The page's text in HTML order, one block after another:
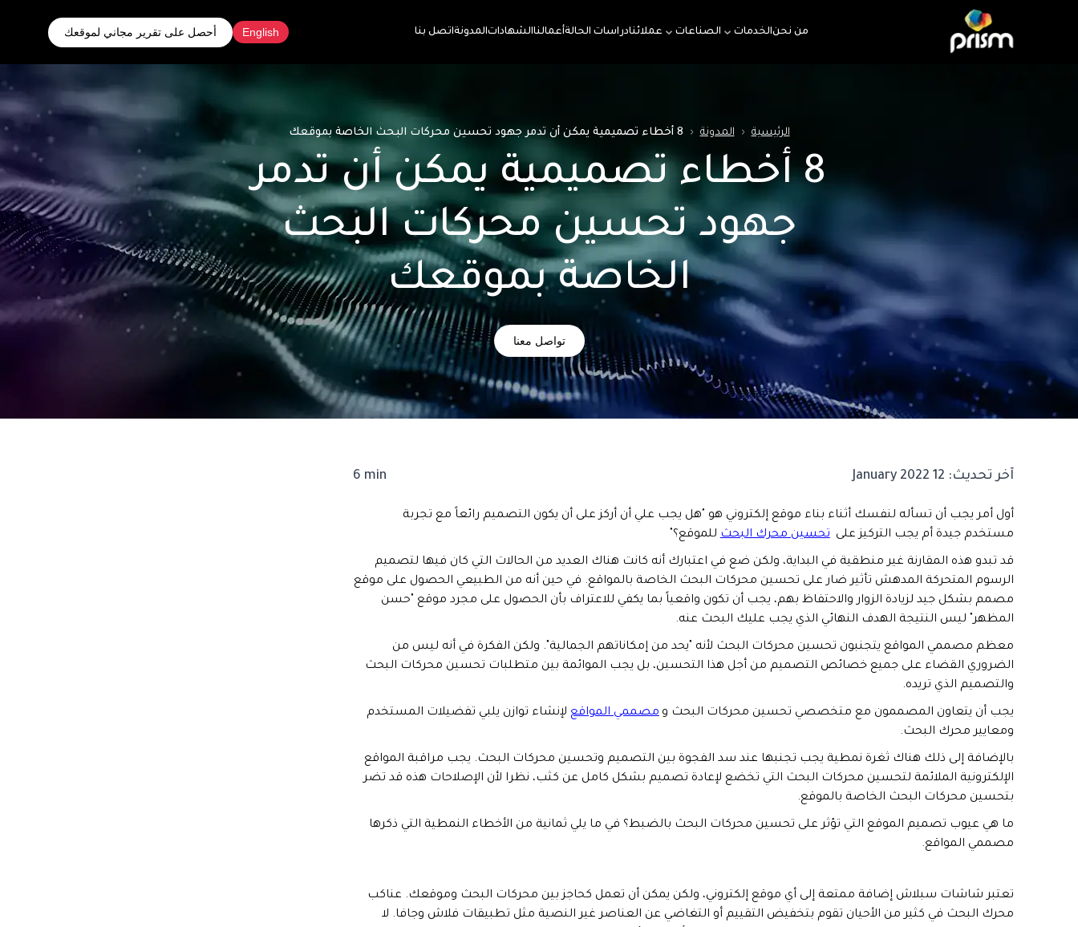
من نحنالخدمات الصناعات عملائنادراسات الحالةأعمالناالشهاداتالمدونةاتصل بنا English أحصل على تقرير مجاني لموقعك
الرئيسية ‹ المدونة ‹ 8 أخطاء تصميمية يمكن أن تدمر جهود تحسين محركات البحث الخاصة بموقعك
8 أخطاء تصميمية يمكن أن تدمر
جهود تحسين محركات البحث
الخاصة بموقعك
تواصل معنا
آخر تحديث: 12 January 2022
6 min
أول أمر يجب أن تسأله لنفسك أثناء بناء موقع إلكتروني هو "هل يجب علي أن أركز على أن يكون التصميم رائعاً مع تجربة
مستخدم جيدة أم يجب التركيز على تحسين محرك البحثللموقع؟"
قد تبدو هذه المقارنة غير منطقية في البداية، ولكن ضع في اعتبارك أنه كانت هناك العديد من الحالات التي كان فيها لتصميم
الرسوم المتحركة المدهش تأثير ضار على تحسين محركات البحث الخاصة بالمواقع. في حين أنه من الطبيعي الحصول على موقع
مصمم بشكل جيد لزيادة الزوار والاحتفاظ بهم، يجب أن تكون واقعياً بما يكفي للاعتراف بأن الحصول على مجرد موقع "حسن
المظهر" ليس النتيجة الهدف النهائي الذي يجب عليك البحث عنه.
معظم مصممي المواقع يتجنبون تحسين محركات البحث لأنه "يحد من إمكاناتهم الجمالية". ولكن الفكرة في أنه ليس من
الضروري القضاء على جميع خصائص التصميم من أجل هذا التحسين، بل يجب الموائمة بين متطلبات تحسين محركات البحث
والتصميم الذي تريده.
يجب أن يتعاون المصممون مع متخصصي تحسين محركات البحث و مصممي المواقع لإنشاء توازن يلبي تفضيلات المستخدم
ومعايير محرك البحث.
بالإضافة إلى ذلك هناك ثغرة نمطية يجب تجنبها عند سد الفجوة بين التصميم وتحسين محركات البحث. يجب مراقبة المواقع
الإلكترونية الملائمة لتحسين محركات البحث التي تخضع لإعادة تصميم بشكل كامل عن كثب، نظرا لأن الإصلاحات هذه قد تضر
بتحسين محركات البحث الخاصة بالموقع.
ما هي عيوب تصميم الموقع التي تؤثر على تحسين محركات البحث بالضبط؟ في ما يلي ثمانية من الأخطاء النمطية التي ذكرها
مصممي المواقع.
تعتبر شاشات سبلاش إضافة ممتعة إلى أي موقع إلكتروني، ولكن يمكن أن تعمل كحاجز بين محركات البحث وموقعك. عناكب
محرك البحث في كثير من الأحيان تقوم بتخفيض التقييم أو التغاضي عن العناصر غير النصية مثل تطبيقات فلاش وجافا. لا